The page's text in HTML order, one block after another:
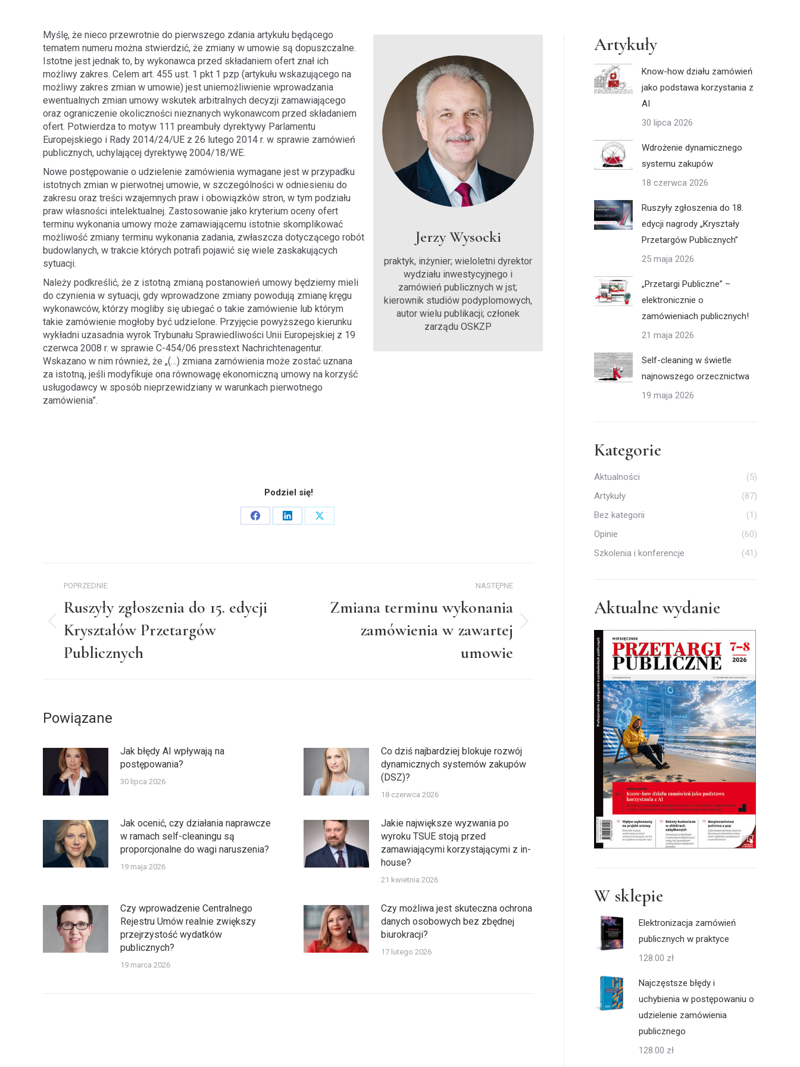
Myślę, że nieco przewrotnie do pierwszego zdania artykułu będącego
tematem numeru można stwierdzić, że zmiany w umowie są dopuszczalne.
Istotne jest jednak to, by wykonawca przed składaniem ofert znał ich
możliwy zakres. Celem art. 455 ust. 1 pkt 1 pzp (artykułu wskazującego na
możliwy zakres zmian w umowie) jest uniemożliwienie wprowadzania
ewentualnych zmian umowy wskutek arbitralnych decyzji zamawiającego
oraz ograniczenie okoliczności nieznanych wykonawcom przed składaniem
ofert. Potwierdza to motyw 111 preambuły dyrektywy Parlamentu
Europejskiego i Rady 2014/24/UE z 26 lutego 2014 r. w sprawie zamówień
publicznych, uchylającej dyrektywę 2004/18/WE.
Nowe postępowanie o udzielenie zamówienia wymagane jest w przypadku
istotnych zmian w pierwotnej umowie, w szczególności w odniesieniu do
zakresu oraz treści wzajemnych praw i obowiązków stron, w tym podziału
praw własności intelektualnej. Zastosowanie jako kryterium oceny ofert
terminu wykonania umowy może zamawiającemu istotnie skomplikować
możliwość zmiany terminu wykonania zadania, zwłaszcza dotyczącego robót
budowlanych, w trakcie których potrafi pojawić się wiele zaskakujących
sytuacji.
Należy podkreślić, że z istotną zmianą postanowień umowy będziemy mieli
do czynienia w sytuacji, gdy wprowadzone zmiany powodują zmianę kręgu
wykonawców, którzy mogliby się ubiegać o takie zamówienie lub którym
takie zamówienie mogłoby być udzielone. Przyjęcie powyższego kierunku
wykładni uzasadnia wyrok Trybunału Sprawiedliwości Unii Europejskiej z 19
czerwca 2008 r. w sprawie C-454/06 presstext Nachrichtenagentur.
Wskazano w nim również, że „(…) zmiana zamówienia może zostać uznana
za istotną, jeśli modyfikuje ona równowagę ekonomiczną umowy na korzyść
usługodawcy w sposób nieprzewidziany w warunkach pierwotnego
zamówienia”.
Jerzy Wysocki
praktyk, inżynier; wieloletni dyrektor
wydziału inwestycyjnego i
zamówień publicznych w jst;
kierownik studiów podyplomowych,
autor wielu publikacji; członek
zarządu OSKZP
Podziel się!
Share
Share
Share
wpisów
POPRZEDNIE
Poprzedni
wpis:
Ruszyły zgłoszenia do 15. edycji
Kryształów Przetargów
Publicznych
NASTĘPNE
Zmiana terminu wykonania
zamówienia w zawartej
umowie
Powiązane
Jak błędy AI wpływają na
postępowania?
30 lipca 2026
Co dziś najbardziej blokuje rozwój
dynamicznych systemów zakupów
(DSZ)?
18 czerwca 2026
Jak ocenić, czy działania naprawcze
w ramach self-cleaningu są
proporcjonalne do wagi naruszenia?
19 maja 2026
Jakie największe wyzwania po
wyroku TSUE stoją przed
zamawiającymi korzystającymi z in-
house?
21 kwietnia 2026
Czy wprowadzenie Centralnego
Rejestru Umów realnie zwiększy
przejrzystość wydatków
publicznych?
19 marca 2026
Czy możliwa jest skuteczna ochrona
danych osobowych bez zbędnej
biurokracji?
17 lutego 2026
Artykuły
Know-how działu zamówień
jako podstawa korzystania z
AI
30 lipca 2026
Wdrożenie dynamicznego
systemu zakupów
18 czerwca 2026
Ruszyły zgłoszenia do 18.
edycji nagrody „Kryształy
Przetargów Publicznych”
25 maja 2026
„Przetargi Publiczne” –
elektronicznie o
zamówieniach publicznych!
21 maja 2026
Self-cleaning w świetle
najnowszego orzecznictwa
19 maja 2026
Kategorie
Aktualności
(5)
Artykuły
(87)
Bez kategorii
(1)
Opinie
(60)
Szkolenia i konferencje
(41)
Aktualne wydanie
W sklepie
Elektronizacja zamówień
publicznych w praktyce
128.00 zł
Najczęstsze błędy i
uchybienia w postępowaniu o
udzielenie zamówienia
publicznego
128.00 zł